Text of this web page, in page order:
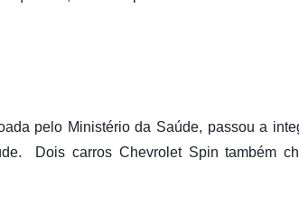
pelo Ministério da Saúde, passou a
Dois carros Chevrolet Spin também